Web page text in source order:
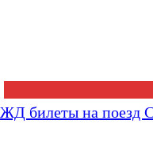
ЖД билеты на поезд